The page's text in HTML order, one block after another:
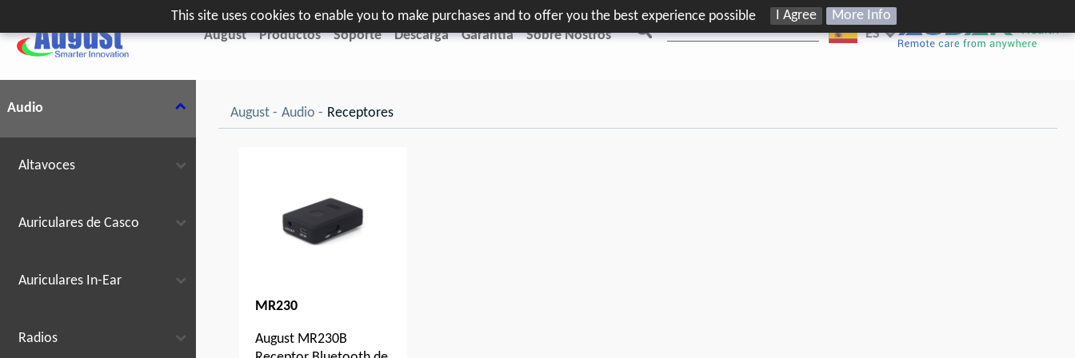
This site uses cookies to enable you to make purchases and to offer you the best experience possible I Agree
More Info
August
Productos Soporte Descarga Garantía Sobre Nostros ES
Audio
Altavoces
Auriculares de Casco
Auriculares In-Ear
Radios
August Audio Receptores
MR230
August MR230B